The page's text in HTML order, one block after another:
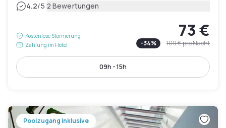
4.2/5|2 Bewertungen
Kostenlose Stornierung
Zahlung im Hotel
73 €
-34% 109 €pro Nacht
09h - 15h
Poolzugang inklusive